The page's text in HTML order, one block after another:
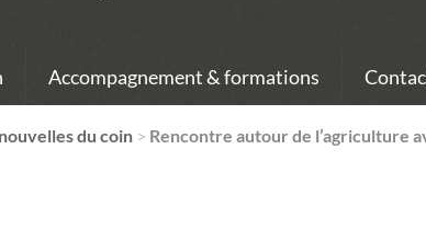
Accompagnement & formations
du coin > Rencontre autour de l’agriculture